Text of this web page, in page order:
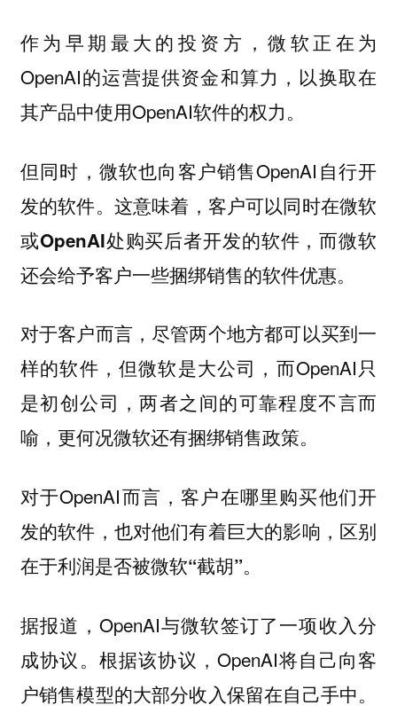
作为早期最大的投资方，微软正在为
OpenAI的运营提供资金和算力，以换取在
其产品中使用OpenAI软件的权力。
但同时，微软也向客户销售OpenAI自行开
发的软件。 这意味着，客户可以同时在微软
或OpenAI处购买后者开发的软件，而微软
还会给予客户一些捆绑销售的软件优惠。
对于客户而言，尽管两个地方都可以买到一
样的软件，但微软是大公司，而OpenAI只
是初创公司，两者之间的可靠程度不言而
喻，更何况微软还有捆绑销售政策。
对于OpenAI而言，客户在哪里购买他们开
发的软件，也对他们有着巨大的影响，区别
在于利润是否被微软“截胡”。
据报道，OpenAI与微软签订了一项收入分
成协议。根据该协议，OpenAI将自己向客
户销售模型的大部分收入保留在自己手中。